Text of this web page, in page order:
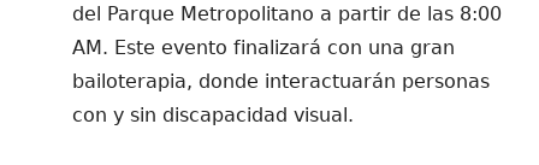
del Parque Metropolitano a partir de las 8:00
AM. Este evento finalizará con una gran
bailoterapia, donde interactuarán personas
con y sin discapacidad visual.